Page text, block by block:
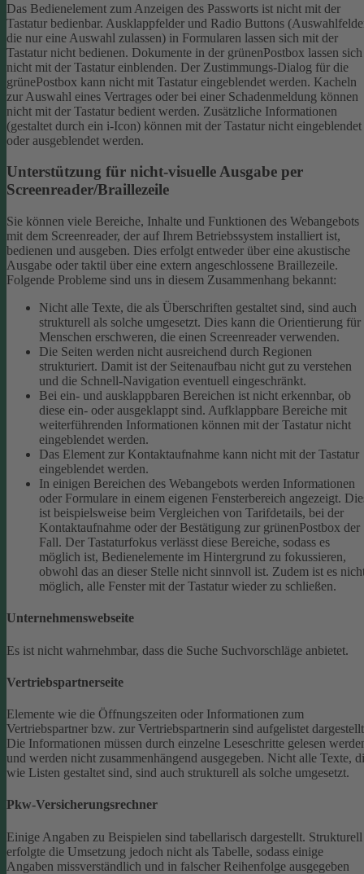
Das Bedienelement zum Anzeigen des Passworts ist nicht mit der
Tastatur bedienbar. Ausklappfelder und Radio Buttons
die nur eine Auswahl zulassen) in Formularen lassen sich mit der
Tastatur nicht bedienen. Dokumente in der grünenPostbox lassen sich
nicht mit der Tastatur einblenden. Der Zustimmungs-Dialog für die
grünePostbox kann nicht mit Tastatur eingeblendet werden. Kacheln
zur Auswahl eines Vertrages oder bei einer Schadenmeldung können
nicht mit der Tastatur bedient werden. Zusätzliche Informationen
(gestaltet durch ein i-Icon) können mit der Tastatur nicht eingeblendet
oder ausgeblendet werden.
Unterstützung für nicht-visuelle Ausgabe per
Screenreader/Braillezeile
Sie können viele Bereiche, Inhalte und Funktionen des Webangebots
mit dem Screenreader, der auf Ihrem Betriebssystem installiert ist,
bedienen und ausgeben. Dies erfolgt entweder über eine akustische
Ausgabe oder taktil über eine extern angeschlossene Braillezeile.
Folgende Probleme sind uns in diesem Zusammenhang bekannt:
Nicht alle Texte, die als Überschriften gestaltet sind, sind auch
strukturell als solche umgesetzt. Dies kann die Orientierung für
Menschen erschweren, die einen Screenreader verwenden.
Die Seiten werden nicht ausreichend durch Regionen
strukturiert. Damit ist der Seitenaufbau nicht gut zu verstehen
und die Schnell-Navigation eventuell eingeschränkt.
Bei ein- und ausklappbaren Bereichen ist nicht erkennbar, ob
diese ein- oder ausgeklappt sind. Aufklappbare Bereiche mit
weiterführenden Informationen können mit der Tastatur nicht
eingeblendet werden.
Das Element zur Kontaktaufnahme kann nicht mit der Tastatur
eingeblendet werden.
In einigen Bereichen des Webangebots werden Informationen
oder Formulare in einem eigenen Fensterbereich angezeigt.
ist beispielsweise beim Vergleichen von Tarifdetails, bei der
Kontaktaufnahme oder der Bestätigung zur grünenPostbox der
Fall. Der Tastaturfokus verlässt diese Bereiche, sodass es
möglich ist, Bedienelemente im Hintergrund zu fokussieren,
obwohl das an dieser Stelle nicht sinnvoll ist. Zudem ist es
möglich, alle Fenster mit der Tastatur wieder zu schließen.
Unternehmenswebseite
Es ist nicht wahrnehmbar, dass die Suche Suchvorschläge anbietet.
Vertriebspartnerseite
Elemente wie die Öffnungszeiten oder Informationen zum
Vertriebspartner bzw. zur Vertriebspartnerin sind aufgelistet
Die Informationen müssen durch einzelne Leseschritte gelesen
und werden nicht zusammenhängend ausgegeben. Nicht alle Texte,
wie Listen gestaltet sind, sind auch strukturell als solche umgesetzt.
Pkw-Versicherungsrechner
Einige Angaben zu Beispielen sind tabellarisch dargestellt. Strukturell
erfolgte die Umsetzung jedoch nicht als Tabelle, sodass einige
Angaben missverständlich und in falscher Reihenfolge ausgegeben